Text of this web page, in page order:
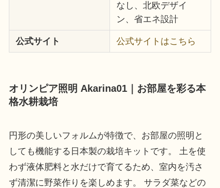
なし、北欧デザイ
ン、省エネ設計
公式サイト 公式サイトはこちら
オリンピア照明 Akarina01｜お部屋を彩る本
格水耕栽培
円形の美しいフォルムが特徴で、お部屋の照明と
しても機能する日本製の栽培キットです。 土を使
わず液体肥料と水だけで育てるため、室内を汚さ
ず清潔に野菜作りを楽しめます。 サラダ菜などの